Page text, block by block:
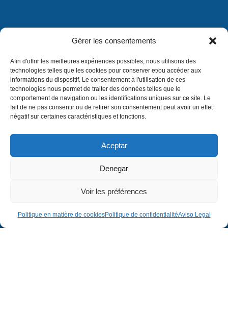
Gérer les consentements
Afin d'offrir les meilleures expériences possibles, nous utilisons des
technologies telles que les cookies pour conserver et/ou accéder aux
informations du dispositif. Le consentement à l'utilisation de ces
technologies nous permet de traiter des données telles que le
comportement de navigation ou les identifications uniques sur ce site. Le
fait de ne pas consentir ou de retirer son consentement peut avoir un effet
négatif sur certaines caractéristiques et fonctions.
Aceptar
Denegar
Voir les préférences
Politique en matière de cookiesPolitique de confidentialitéAviso Legal
Entreprise Juridique